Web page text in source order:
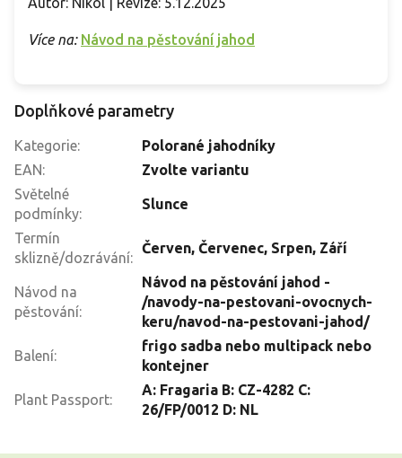
Více na: Návod na pěstování jahod
Doplňkové parametry
Kategorie:
Polorané jahodníky
EAN:
Zvolte variantu
Světelné
podmínky:
Slunce
Termín
sklizně/dozrávání:
Červen, Červenec, Srpen, Září
Návod na
pěstování:
Návod na pěstování jahod -
/navody-na-pestovani-ovocnych-
keru/navod-na-pestovani-jahod/
Balení:
frigo sadba nebo multipack nebo
kontejner
Plant Passport:
A: Fragaria B: CZ-4282 C:
26/FP/0012 D: NL